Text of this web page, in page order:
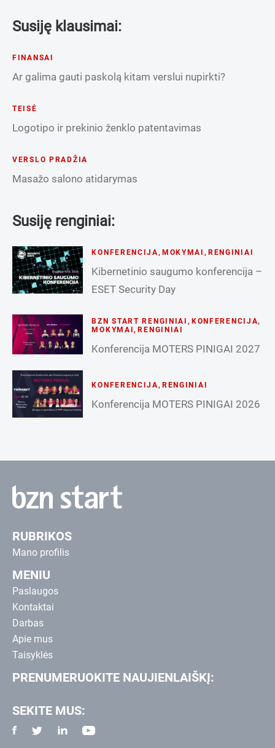
Susiję klausimai:
FINANSAI
Ar galima gauti paskolą kitam verslui nupirkti?
TEISĖ
Logotipo ir prekinio ženklo patentavimas
VERSLO PRADŽIA
Masažo salono atidarymas
Susiję renginiai:
KONFERENCIJA , MOKYMAI , RENGINIAI
Kibernetinio saugumo konferencija –
ESET Security Day
BZN START RENGINIAI , KONFERENCIJA,
MOKYMAI ,RENGINIAI
Konferencija MOTERS PINIGAI 2027
KONFERENCIJA , RENGINIAI
Konferencija MOTERS PINIGAI 2026
RUBRIKOS
Mano profilis
MENIU
Paslaugos
Kontaktai
Darbas
Apie mus
Taisyklės
PRENUMERUOKITE NAUJIENLAIŠKĮ:
SEKITE MUS: